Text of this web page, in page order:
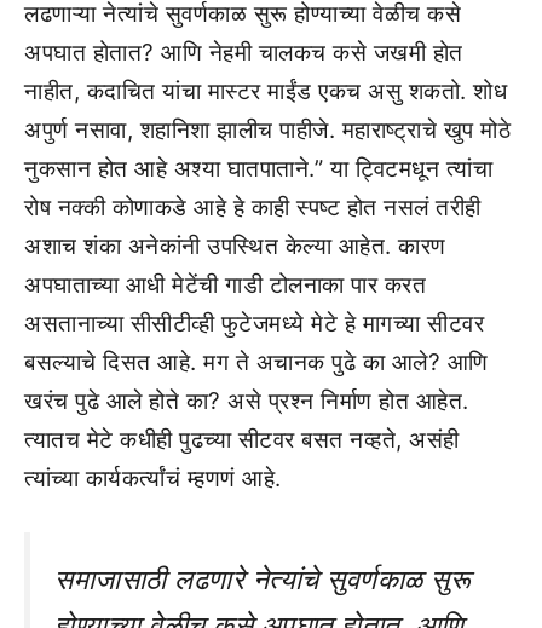
लढणाऱ्या नेत्यांचे सुवर्णकाळ सुरू होण्याच्या वेळीच कसे
अपघात होतात? आणि नेहमी चालकच कसे जखमी होत
नाहीत, कदाचित यांचा मास्टर माईंड एकच असु शकतो. शोध
अपुर्ण नसावा, शहानिशा झालीच पाहीजे. महाराष्ट्राचे खुप मोठे
नुकसान होत आहे अश्या घातपाताने.” या ट्विटमधून त्यांचा
रोष नक्की कोणाकडे आहे हे काही स्पष्ट होत नसलं तरीही
अशाच शंका अनेकांनी उपस्थित केल्या आहेत. कारण
अपघाताच्या आधी मेटेंची गाडी टोलनाका पार करत
असतानाच्या सीसीटीव्ही फुटेजमध्ये मेटे हे मागच्या सीटवर
बसल्याचे दिसत आहे. मग ते अचानक पुढे का आले? आणि
खरंच पुढे आले होते का? असे प्रश्न निर्माण होत आहेत.
त्यातच मेटे कधीही पुढच्या सीटवर बसत नव्हते, असंही
त्यांच्या कार्यकर्त्यांचं म्हणणं आहे.
समाजासाठी लढणारे नेत्यांचे सुवर्णकाळ सुरू